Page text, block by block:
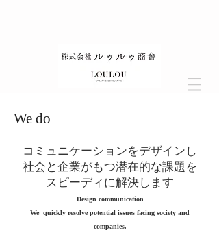
​We do
コミュニケーションをデザインし
社会と企業がもつ潜在的な課題を
スピーディに解決します
Design communication
We quickly resolve potential issues facing society and
companies.